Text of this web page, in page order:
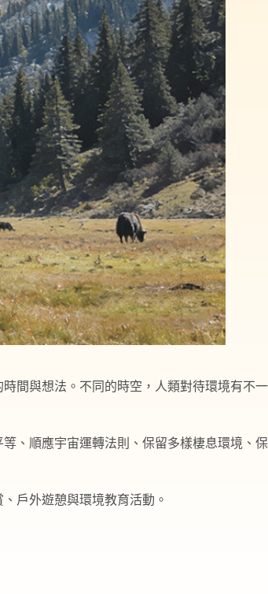
間與想法。不同的時空，人類對待環境有不一
、順應宇宙運轉法則、保留多樣棲息環境、保
戶外遊憩與環境教育活動。